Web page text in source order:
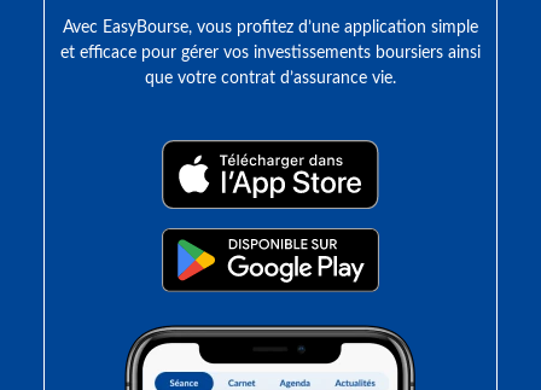
Avec EasyBourse, vous profitez d’une application simple
et efficace pour gérer vos investissements boursiers ainsi
que votre contrat d’assurance vie.